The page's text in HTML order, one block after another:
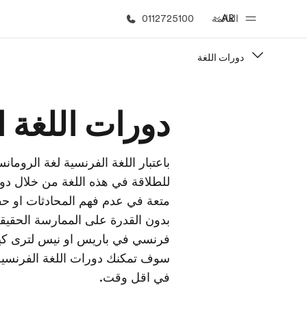
القائمة
AR
0112725100
أهلا بكم في إي أف شاهد كل ما
دورات اللغة
دورات اللغة
باعتبار اللغة الفرنسية لغة
للطلاقة في هذه اللغة من خلال
متعة في عدم فهم المحادثات او
بدون القدرة على الممارسة
فرنسي في باريس او نيس لترى
سوف تمكنك دورات اللغة
في اقل وقت.